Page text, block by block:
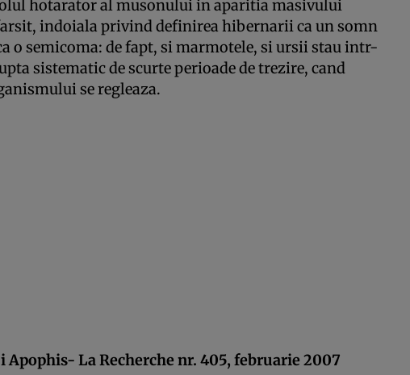
hotarator al musonului in aparitia masivului
indoiala privind definirea hibernarii ca un somn
o semicoma: de fapt, si marmotele, si ursii stau intr-
sistematic de scurte perioade de trezire, cand
se regleaza.
La Recherche nr. 405, februarie 2007